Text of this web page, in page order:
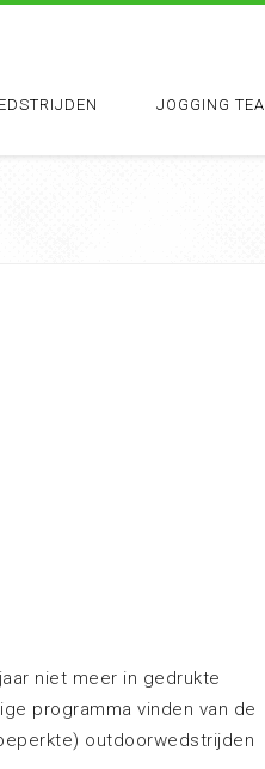
JOGGING
niet meer in gedrukte
programma vinden van de
outdoorwedstrijden